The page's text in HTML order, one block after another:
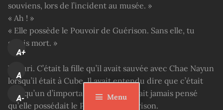
Menu
souviens, lors de l’incident au musée. »
« Ah ! »
« Elle possède le Pouvoir de Guérison. Sans elle, tu
serais mort. »
Yi Yuri. C’était la fille qu’il avait sauvée avec Chae Nayun
lorsqu’il était à Cube. Il avait entendu dire que c’était
quelqu’un d’important, mais il n’aurait jamais pensé
qu’elle possédait le Pouvoir de Guérison.
A+
A
A-